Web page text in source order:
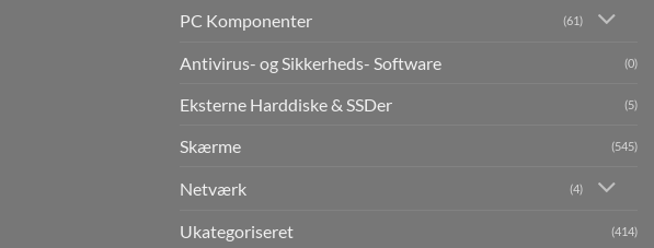
PC Komponenter (61)
Antivirus- og Sikkerheds- Software (0)
Eksterne Harddiske & SSDer (5)
Skærme (545)
Netværk (4)
Ukategoriseret (414)